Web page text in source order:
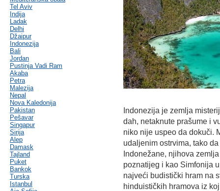
Tel Aviv
Indija
Ladak
Delhi
Džaipur
Indonezija
Bali
Jordan
Pustinja Vadi Ram
Akaba
Petra
Malezija
Nepal
Nova Kaledonija
Pakistan
Pešavar
Singapur
Sirija
Alep
Damask
Tajland
Puket
Bankok
Turska
Istanbul
Indonezija je zemlja
dah, netaknute prašume i
niko nije uspeo da dokuči.
udaljenim ostrvima, tako
Indonežane, njihova
poznatijeg i kao Simfonija
najveći budistički hram na
hinduističkih hramova iz